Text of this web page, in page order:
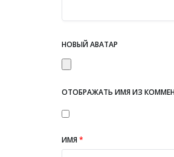
НОВЫЙ АВАТАР
ОТОБРАЖАТЬ ИМЯ ИЗ
ИМЯ*